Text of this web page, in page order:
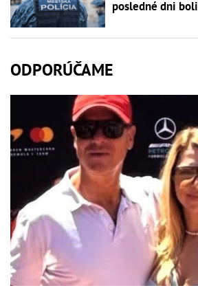
posledné dni boli
ODPORÚČAME